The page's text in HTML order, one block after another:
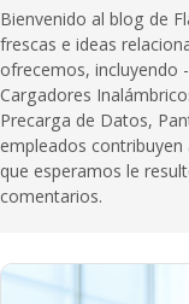
Bienvenido al blog de
frescas e ideas
ofrecemos, incluyendo
Cargadores
Precarga de Datos,
empleados
que esperamos le
comentarios.